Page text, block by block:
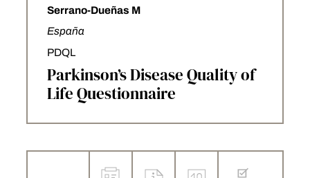
Serrano-Dueñas M
España
PDQL
Parkinson’s Disease Quality of
Life Questionnaire